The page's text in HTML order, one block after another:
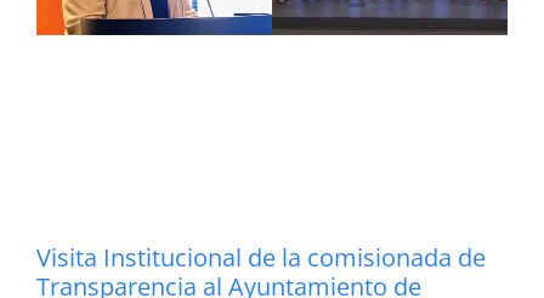
Visita Institucional de la comisionada de
Transparencia al Ayuntamiento de